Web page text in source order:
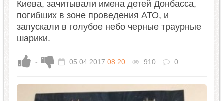
Киева, зачитывали имена детей Донбасса,
погибших в зоне проведения АТО, и
запускали в голубое небо черные траурные
шарики.
- 05.04.2017 08:20 910 0